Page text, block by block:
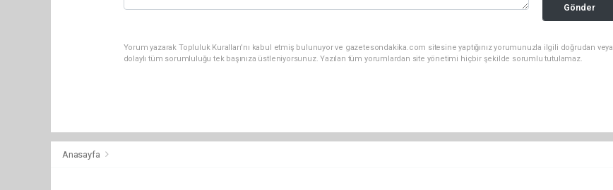
Gönder
Yorum yazarak Topluluk Kuralları’nı kabul etmiş bulunuyor ve gazetesondakika.com sitesine yaptığınız yorumunuzla ilgili doğrudan veya
dolaylı tüm sorumluluğu tek başınıza üstleniyorsunuz. Yazılan tüm yorumlardan site yönetimi hiçbir şekilde sorumlu tutulamaz.
Anasayfa